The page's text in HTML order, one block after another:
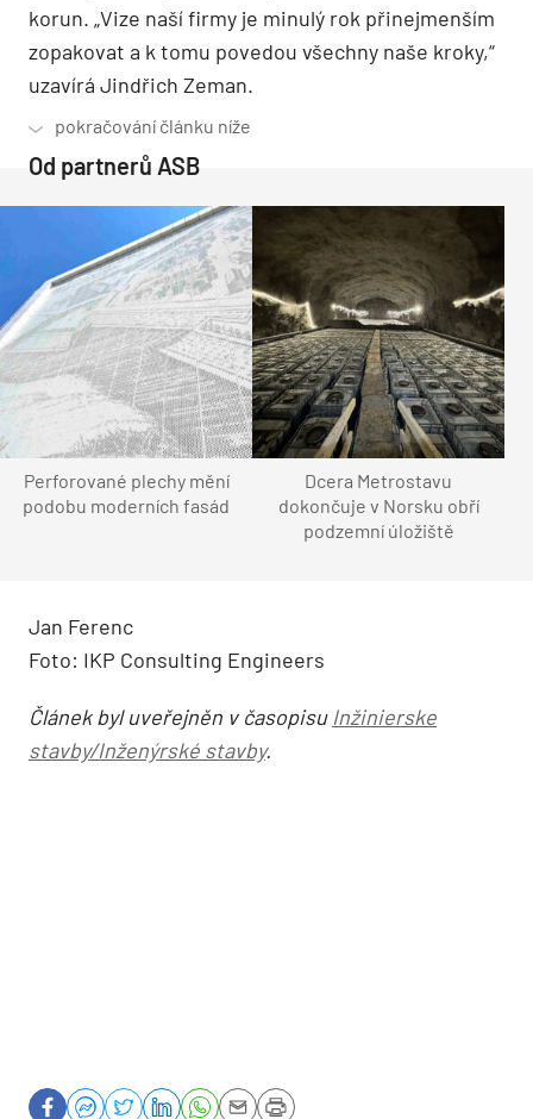
korun. „Vize naší firmy je minulý rok přinejmenším
zopakovat a k tomu povedou všechny naše kroky,“
uzavírá Jindřich Zeman.
Od partnerů ASB
Perforované plechy mění
podobu moderních fasád
Dcera Metrostavu
dokončuje v Norsku obří
podzemní úložiště
Jan Ferenc
Foto: IKP Consulting Engineers
Článek byl uveřejněn v časopisu Inžinierske
stavby/Inženýrské stavby.